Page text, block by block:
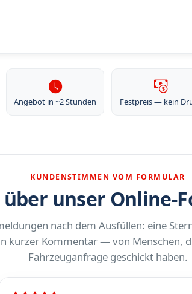
Angebot in ~2 Stunden Festpreis — kein
KUNDENSTIMMEN VOM FORMULAR
über unser Online-
nach dem Ausfüllen: eine
kurzer Kommentar — von Menschen,
Fahrzeuganfrage geschickt haben.